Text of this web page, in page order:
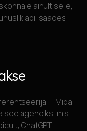
ainult selle,
abi, saades
Mida
see agendiks, mis
ChatGPT